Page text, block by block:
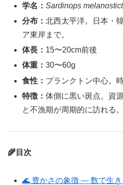
学名：Sardinops
分布：北西太平洋。日本・
ア東岸まで。
体長： 15〜20cm前後
体重：30〜60g
食性： プランクトン中心。
特徴：体側に黒い斑点。資
と不漁期が周期的に訪れる。
🌾目次
🌊 豊かさの象徴 ― 数で生